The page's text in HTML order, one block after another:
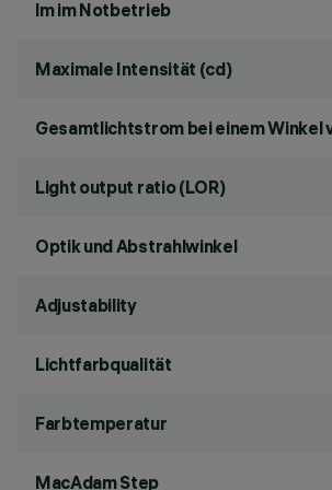
lm im Notbetrieb
Maximale Intensität (cd)
Gesamtlichtstrom bei einem Winkel
Light output ratio (LOR)
Optik und Abstrahlwinkel
Adjustability
Lichtfarbqualität
Farbtemperatur
MacAdam Step